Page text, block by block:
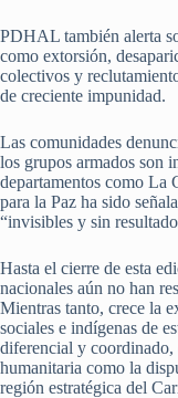
PDHAL también alerta
como extorsión,
colectivos y
de creciente impunidad.
Las comunidades
los grupos armados son
departamentos como La
para la Paz ha sido
“invisibles y sin
Hasta el cierre de esta
nacionales aún no han
Mientras tanto, crece la
sociales e indígenas de
diferencial y coordinado,
humanitaria como la
región estratégica del